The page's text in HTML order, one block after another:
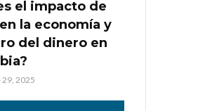
el impacto de
la economía y
del dinero en
2025